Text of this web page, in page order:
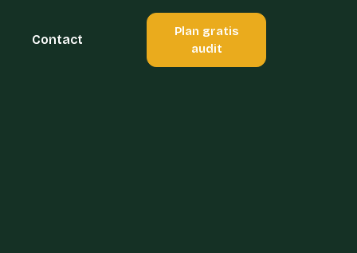
Contact
Plan gratis
audit